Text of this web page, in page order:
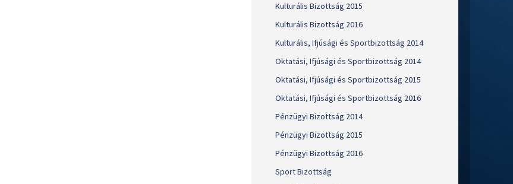
Kulturális Bizottság 2015
Kulturális Bizottság 2016
Kulturális, Ifjúsági és Sportbizottság 2014
Oktatási, Ifjúsági és Sportbizottság 2014
Oktatási, Ifjúsági és Sportbizottság 2015
Oktatási, Ifjúsági és Sportbizottság 2016
Pénzügyi Bizottság 2014
Pénzügyi Bizottság 2015
Pénzügyi Bizottság 2016
Sport Bizottság